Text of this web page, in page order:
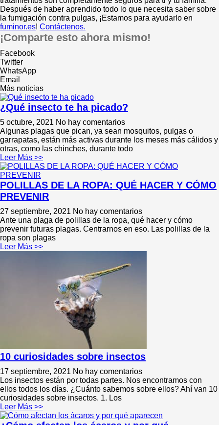
Después de haber aprendido todo lo que necesita saber sobre
la fumigación contra pulgas, ¡Estamos para ayudarlo en
fuminor.es! Contáctenos.
¡Comparte esto ahora mismo!
Facebook
Twitter
WhatsApp
Email
Más noticias
¿Qué insecto te ha picado?
5 octubre, 2021 No hay comentarios
Algunas plagas que pican, ya sean mosquitos, pulgas o
garrapatas, están más activas durante los meses más cálidos y
otras, como las chinches, durante todo
Leer Más >>
POLILLAS DE LA ROPA: QUÉ HACER Y CÓMO
PREVENIR
27 septiembre, 2021 No hay comentarios
Ante una plaga de polillas de la ropa, qué hacer y cómo
prevenir futuras plagas. Centrarnos en eso. Las polillas de la
ropa son plagas
Leer Más >>
10 curiosidades sobre insectos
17 septiembre, 2021 No hay comentarios
Los insectos están por todas partes. Nos encontramos con
ellos todos los días. ¿Cuánto sabemos sobre ellos? Ahí van 10
curiosidades sobre insectos. 1. Los
Leer Más >>